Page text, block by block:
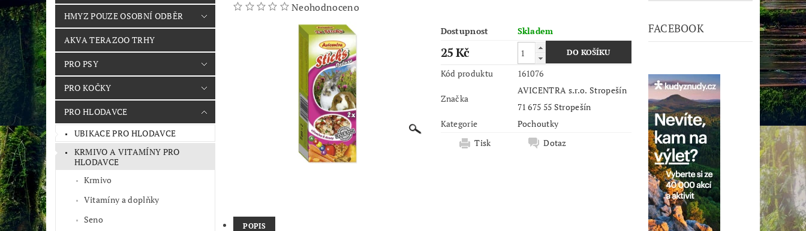
HMYZ POUZE OSOBNÍ ODBĚR
AKVA TERAZOO TRHY
PRO PSY
PRO KOČKY
PRO HLODAVCE
UBIKACE PRO HLODAVCE
KRMIVO A VITAMÍNY PRO
HLODAVCE
Krmivo
Vitamíny a doplňky
Seno
Neohodnoceno
Dostupnost Skladem
25 Kč
Kód produktu 161076
Značka
AVICENTRA s.r.o. Stropešín
71 675 55 Stropešín
Kategorie
Pochoutky
Tisk
Dotaz
POPIS
FACEBOOK